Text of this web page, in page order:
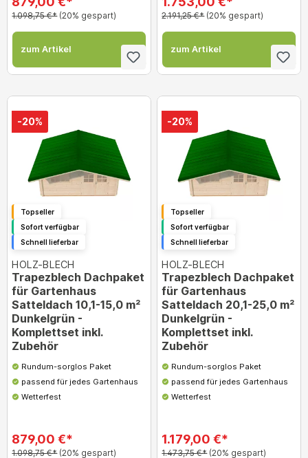
1.098,75 €* (20% gespart)
zum Artikel
2.191,25 €* (20% gespart)
zum Artikel
-20%
Topseller
Sofort verfügbar
Schnell lieferbar
HOLZ-BLECH
Trapezblech Dachpaket
für Gartenhaus
Satteldach 10,1-15,0 m²
Dunkelgrün -
Komplettset inkl.
Zubehör
Rundum-sorglos Paket
passend für jedes Gartenhaus
Wetterfest
879,00 €*
1.098,75 €* (20% gespart)
-20%
Topseller
Sofort verfügbar
Schnell lieferbar
HOLZ-BLECH
Trapezblech Dachpaket
für Gartenhaus
Satteldach 20,1-25,0 m²
Dunkelgrün -
Komplettset inkl.
Zubehör
Rundum-sorglos Paket
passend für jedes Gartenhaus
Wetterfest
1.179,00 €*
1.473,75 €* (20% gespart)